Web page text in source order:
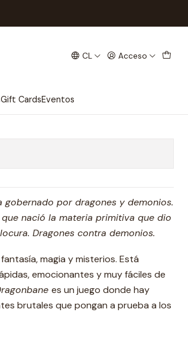
CL Acceso
Gift CardsEventos
y Violencia -
por dragones y demonios.
nació la materia primitiva que dio
Dragones contra demonios.
magia y misterios. Está
emocionantes y muy fáciles de
es un juego donde hay
brutales que pongan a prueba a los